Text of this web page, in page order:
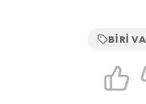
BIRI